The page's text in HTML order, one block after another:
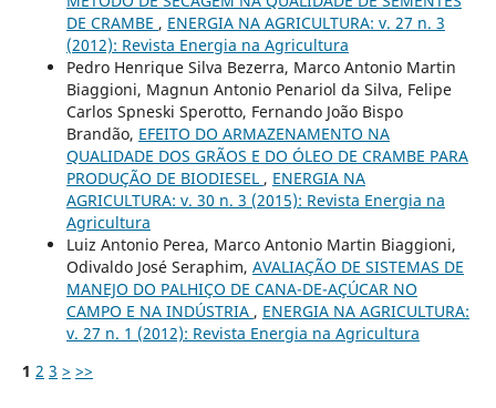
DE CRAMBE , ENERGIA NA AGRICULTURA: v. 27 n. 3
(2012): Revista Energia na Agricultura
Pedro Henrique Silva Bezerra, Marco Antonio Martin
Biaggioni, Magnun Antonio Penariol da Silva, Felipe
Carlos Spneski Sperotto, Fernando João Bispo
Brandão, EFEITO DO ARMAZENAMENTO NA
QUALIDADE DOS GRÃOS E DO ÓLEO DE CRAMBE PARA
PRODUÇÃO DE BIODIESEL , ENERGIA NA
AGRICULTURA: v. 30 n. 3 (2015): Revista Energia na
Agricultura
Luiz Antonio Perea, Marco Antonio Martin Biaggioni,
Odivaldo José Seraphim, AVALIAÇÃO DE SISTEMAS DE
MANEJO DO PALHIÇO DE CANA-DE-AÇÚCAR NO
CAMPO E NA INDÚSTRIA , ENERGIA NA AGRICULTURA:
v. 27 n. 1 (2012): Revista Energia na Agricultura
1 2 3 > >>